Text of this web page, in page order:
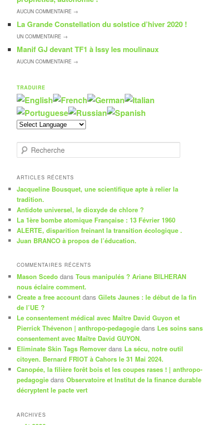
AUCUNCOMMENTAIRE →
La Grande Constellation du solstice d’hiver 2020 !
UNCOMMENTAIRE →
Manif GJ devant TF1 à Issy les moulinaux
AUCUNCOMMENTAIRE →
TRADUIRE
e
h
r
c
h
e
ARTICLES RÉCENTS
Jacqueline Bousquet, une scientifique apte à relier la
tradition.
Antidote universel, le dioxyde de chlore ?
La 1ère bombe atomique Française : 13 Février 1960
ALERTE, disparition freinant la transition écologique .
Juan BRANCO à propos de l’éducation.
COMMENTAIRES RÉCENTS
Mason Scedo dansTous manipulés ? Ariane BILHERAN
nous éclaire comment.
Create a free account dansGilets Jaunes : le début de la fin
de l’UE ?
Le consentement médical avec Maître David Guyon et
Pierrick Thévenon | anthropo-pedagogie dans Les soins sans
consentement avec Maître David GUYON.
Eliminate Skin Tags Remover dans La sécu, notre outil
citoyen. Bernard FRIOT à Cahors le 31 Mai 2024.
Canopée, la filière forêt bois et les coupes rases ! | anthropo-
pedagogie dansObservatoire et Institut de la finance durable
décryptent le pacte vert
ARCHIVES